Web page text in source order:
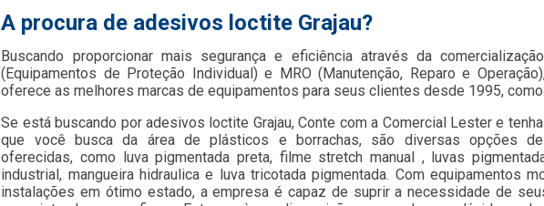
A procura de adesivos loctite Grajau?
Buscando proporcionar mais segurança e eficiência através da
(Equipamentos de Proteção Individual) e MRO (Manutenção, Reparo e
oferece as melhores marcas de equipamentos para seus clientes desde 1995, como:
Se está buscando por adesivos loctite Grajau, Conte com a Comercial Lester e
que você busca da área de plásticos e borrachas, são diversas opções
oferecidas, como luva pigmentada preta, filme stretch manual , luvas
industrial, mangueira hidraulica e luva tricotada pigmentada. Com equipamentos
instalações em ótimo estado, a empresa é capaz de suprir a necessidade de